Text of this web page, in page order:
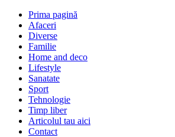
Primary
Menu
Prima pagină
Afaceri
Diverse
Familie
Home and deco
Lifestyle
Sanatate
Sport
Tehnologie
Timp liber
Articolul tau aici
Contact